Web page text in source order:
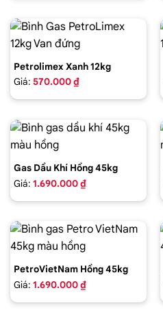
Petrolimex Xanh 12kg
Giá: 570.000 ₫
Gas Dầu Khí Hồng 45kg
Giá: 1.690.000 ₫
PetroVietNam Hồng 45kg
Giá: 1.690.000 ₫